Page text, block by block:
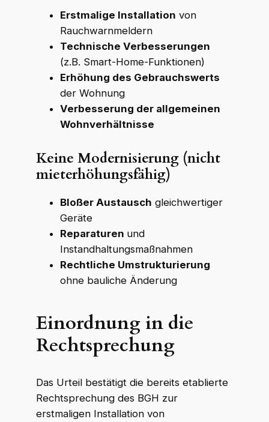
Erstmalige Installation von
Rauchwarnmeldern
Technische Verbesserungen
(z.B. Smart-Home-Funktionen)
Erhöhung des Gebrauchswerts
der Wohnung
Verbesserung der allgemeinen
Wohnverhältnisse
Keine Modernisierung (nicht
mieterhöhungsfähig)
Bloßer Austausch gleichwertiger
Geräte
Reparaturen und
Instandhaltungsmaßnahmen
Rechtliche Umstrukturierung
ohne bauliche Änderung
Einordnung in die
Rechtsprechung
Das Urteil bestätigt die bereits etablierte
Rechtsprechung des BGH zur
erstmaligen Installation von